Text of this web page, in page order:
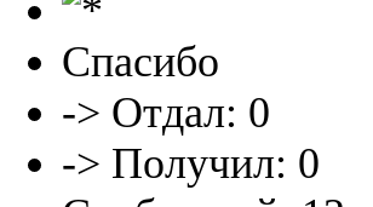
Спасибо
-> Отдал: 0
-> Получил: 0